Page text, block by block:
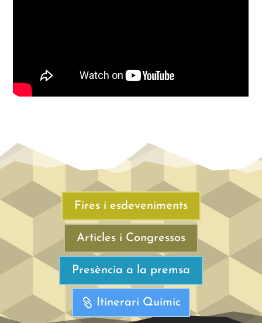
Fires i esdeveniments
Articles i Congressos
Presència a la premsa
Itinerari Químic